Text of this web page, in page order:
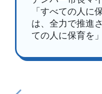
「すべての人に
は、全力で推進
ての人に保育を